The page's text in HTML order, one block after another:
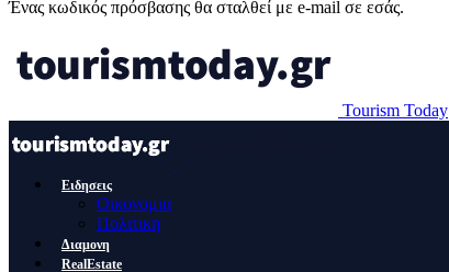
Ένας κωδικός πρόσβασης θα σταλθεί με e-mail σε εσάς.
Tourism Today
Ειδησεις
Οικονομια
Πολιτικη
Διαμονη
RealEstate